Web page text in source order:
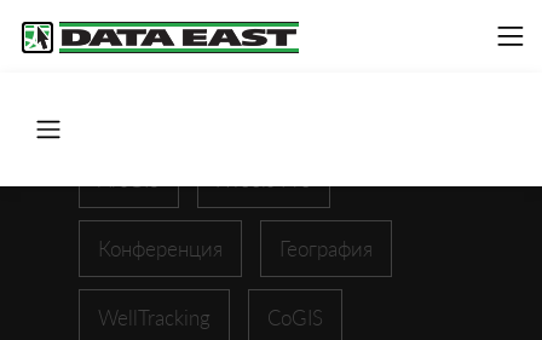
Конференция География
WellTracking CoGIS